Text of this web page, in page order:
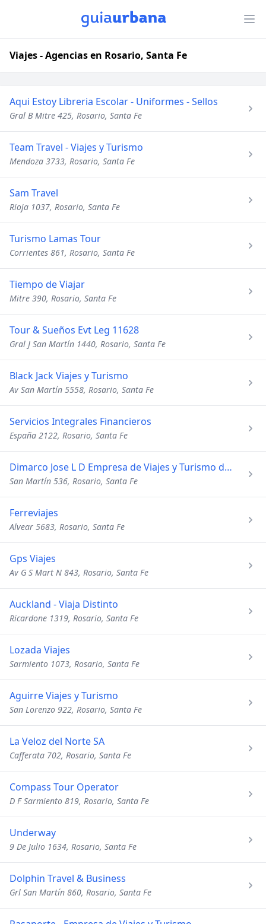
Viajes - Agencias en Rosario, Santa Fe
Aqui Estoy Libreria Escolar - Uniformes - Sellos
Gral B Mitre 425, Rosario, Santa Fe
Team Travel - Viajes y Turismo
Mendoza 3733, Rosario, Santa Fe
Sam Travel
Rioja 1037, Rosario, Santa Fe
Turismo Lamas Tour
Corrientes 861, Rosario, Santa Fe
Tiempo de Viajar
Mitre 390, Rosario, Santa Fe
Tour & Sueños Evt Leg 11628
Gral J San Martín 1440, Rosario, Santa Fe
Black Jack Viajes y Turismo
Av San Martín 5558, Rosario, Santa Fe
Servicios Integrales Financieros
España 2122, Rosario, Santa Fe
Dimarco Jose L D Empresa de Viajes y Turismo de Ragazzi
San Martín 536, Rosario, Santa Fe
Ferreviajes
Alvear 5683, Rosario, Santa Fe
Gps Viajes
Av G S Mart N 843, Rosario, Santa Fe
Auckland - Viaja Distinto
Ricardone 1319, Rosario, Santa Fe
Lozada Viajes
Sarmiento 1073, Rosario, Santa Fe
Aguirre Viajes y Turismo
San Lorenzo 922, Rosario, Santa Fe
La Veloz del Norte SA
Cafferata 702, Rosario, Santa Fe
Compass Tour Operator
D F Sarmiento 819, Rosario, Santa Fe
Underway
9 De Julio 1634, Rosario, Santa Fe
Dolphin Travel & Business
Grl San Martín 860, Rosario, Santa Fe